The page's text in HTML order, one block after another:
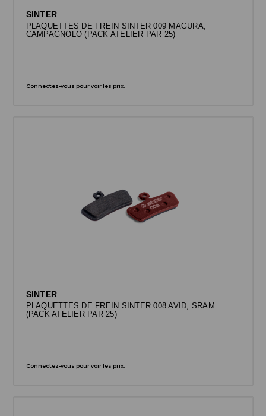
SINTER
PLAQUETTES DE FREIN SINTER 009 MAGURA,
CAMPAGNOLO (PACK ATELIER PAR 25)
Connectez-vous pour voir les prix.
SINTER
PLAQUETTES DE FREIN SINTER 008 AVID, SRAM
(PACK ATELIER PAR 25)
Connectez-vous pour voir les prix.